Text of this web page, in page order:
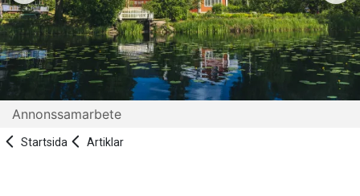
Annonssamarbete
Startsida Artiklar